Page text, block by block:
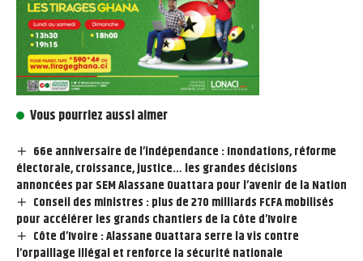
Vous pourriez aussi aimer
66e anniversaire de l’indépendance : Inondations, réforme
électorale, croissance, justice… les grandes décisions
annoncées par SEM Alassane Ouattara pour l’avenir de la Nation
Conseil des ministres : plus de 270 milliards FCFA mobilisés
pour accélérer les grands chantiers de la Côte d’Ivoire
Côte d’Ivoire : Alassane Ouattara serre la vis contre
l’orpaillage illégal et renforce la sécurité nationale